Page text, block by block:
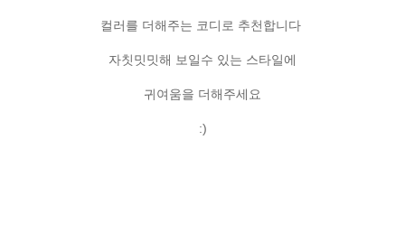
컬러를 더해주는 코디로 추천합니다
자칫밋밋해 보일수 있는 스타일에
귀여움을 더해주세요
:)